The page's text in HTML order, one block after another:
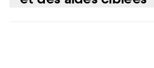
immobilières flexibles et attractives.